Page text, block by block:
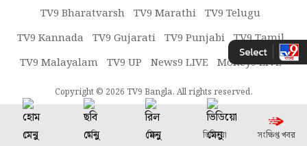
TV9 Bharatvarsh TV9 Marathi TV9 Telugu
TV9 Kannada TV9 Gujarati TV9 Punjabi TV9 Tamil
TV9 Malayalam TV9 UP News9 LIVE Money9 LIVE
Copyright © 2026 TV9 Bangla. All rights reserved.
মেনু ছবি রিল ভিডিয়ো সংক্ষিপ্ত খবর